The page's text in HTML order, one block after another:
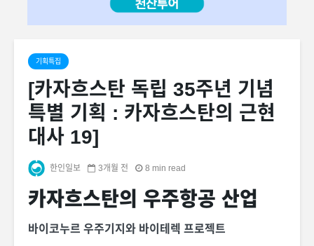
기획특집
[카자흐스탄 독립 35주년 기념
특별 기획 : 카자흐스탄의 근현
대사 19]
한인일보 3개월 전 8 min read
카자흐스탄의 우주항공 산업
바이코누르 우주기지와 바이테렉 프로젝트